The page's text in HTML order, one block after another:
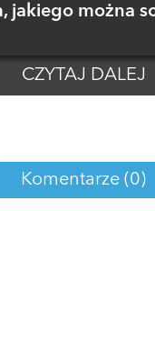
jakiego można
CZYTAJ DALEJ
Komentarze (0)